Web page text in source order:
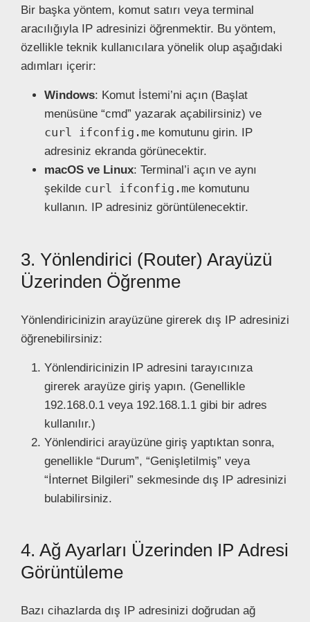
Bir başka yöntem, komut satırı veya terminal
aracılığıyla IP adresinizi öğrenmektir. Bu yöntem,
özellikle teknik kullanıcılara yönelik olup aşağıdaki
adımları içerir:
Windows: Komut İstemi’ni açın (Başlat
menüsüne “cmd” yazarak açabilirsiniz) ve
curl ifconfig.me komutunu girin. IP
adresiniz ekranda görünecektir.
macOS ve Linux: Terminal’i açın ve aynı
şekilde curl ifconfig.me komutunu
kullanın. IP adresiniz görüntülenecektir.
3. Yönlendirici (Router) Arayüzü
Üzerinden Öğrenme
Yönlendiricinizin arayüzüne girerek dış IP adresinizi
öğrenebilirsiniz:
Yönlendiricinizin IP adresini tarayıcınıza
girerek arayüze giriş yapın. (Genellikle
192.168.0.1 veya 192.168.1.1 gibi bir adres
kullanılır.)
Yönlendirici arayüzüne giriş yaptıktan sonra,
genellikle “Durum”, “Genişletilmiş” veya
“İnternet Bilgileri” sekmesinde dış IP adresinizi
bulabilirsiniz.
4. Ağ Ayarları Üzerinden IP Adresi
Görüntüleme
Bazı cihazlarda dış IP adresinizi doğrudan ağ